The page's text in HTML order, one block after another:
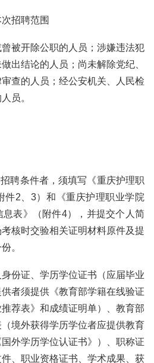
招聘范围
被开除公职的人员；涉嫌违法犯
出结论的人员；尚未解除党纪、
查的人员；经公安机关、人民检
员。
聘条件者，须填写《重庆护理职
件2、3）和《重庆护理职业学院
表》（附件4），并提交个人简
核时交验相关证明材料原件及提
。
份证、学历学位证书（应届毕业
者须提供《教育部学籍在线验证
荐表》和成绩证明单）、教育部
境外获得学历学位者应提供教育
外学历学位认证书》）、职称证
、职业资格证书、学术成果、获